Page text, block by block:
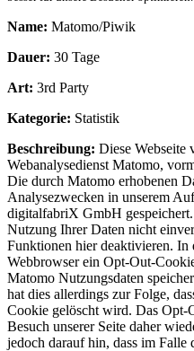
Name: Matomo/Piwik
Dauer: 30 Tage
Art: 3rd Party
Kategorie: Statistik
Beschreibung: Diese Webseite
Webanalysedienst Matomo,
Die durch Matomo erhobenen
Analysezwecken in unserem
digitalfabriX GmbH
Nutzung Ihrer Daten nicht
Funktionen hier deaktivieren.
Webbrowser ein Opt-Out-
Matomo Nutzungsdaten
hat dies allerdings zur Folge,
Cookie gelöscht wird. Das Opt-
Besuch unserer Seite daher
jedoch darauf hin, dass im